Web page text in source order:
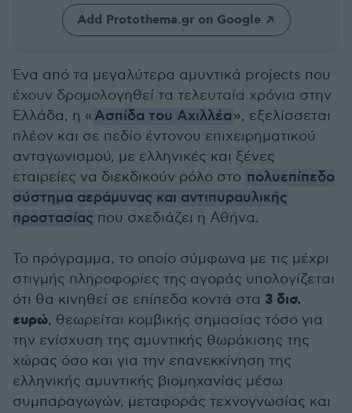
Add Protothema.gr on Google
Ένα από τα μεγαλύτερα αμυντικά projects που
έχουν δρομολογηθεί τα τελευταία χρόνια στην
Ελλάδα, η «Ασπίδα του Αχιλλέα», εξελίσσεται
πλέον και σε πεδίο έντονου επιχειρηματικού
ανταγωνισμού, με ελληνικές και ξένες
εταιρείες να διεκδικούν ρόλο στο πολυεπίπεδο
σύστημα αεράμυνας και αντιπυραυλικής
προστασίας που σχεδιάζει η Αθήνα.
Το πρόγραμμα, το οποίο σύμφωνα με τις μέχρι
στιγμής πληροφορίες της αγοράς υπολογίζεται
ότι θα κινηθεί σε επίπεδα κοντά στα 3 δισ.
ευρώ, θεωρείται κομβικής σημασίας τόσο για
την ενίσχυση της αμυντικής θωράκισης της
χώρας όσο και για την επανεκκίνηση της
ελληνικής αμυντικής βιομηχανίας μέσω
συμπαραγωγών, μεταφοράς τεχνογνωσίας και